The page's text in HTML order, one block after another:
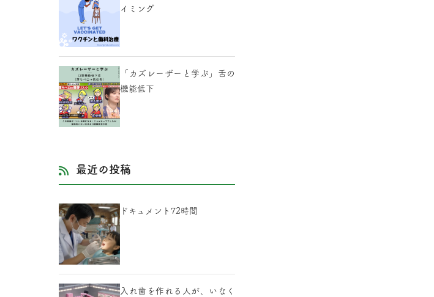
イミング
「カズレーザーと学ぶ」舌の
機能低下
最近の投稿
ドキュメント72時間
入れ歯を作れる人が、いなく